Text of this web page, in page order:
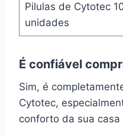
Pilulas de Cytotec
unidades
É confiável
Sim, é
Cytotec,
conforto da sua